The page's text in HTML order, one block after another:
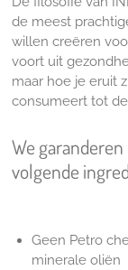
de meest
willen creëren
voort uit
maar hoe je eruit
consumeert tot
We
volgende
Geen Petro
minerale oliën